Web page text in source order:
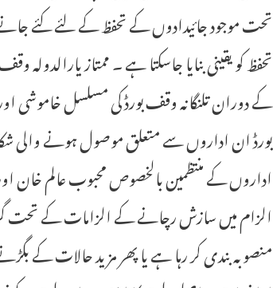
تحت موجود جائیدادوں کے تحفظ کے لئے کئے
تحفظ کو یقینی بنایا جاسکتا ہے ۔ ممتاز
کے دوران تلنگانہ وقف بورڈ کی مسلسل خاموشی
بورڈ ان اداروں سے متعلق موصول ہونے والی
اداروں کے منتظمین بالخصوص محبوب عالم خان
الزام میں سازش رچانے کے الزامات کے تحت
منصوبہ بندی کر رہا ہے یا پھر مز ید حالات کے